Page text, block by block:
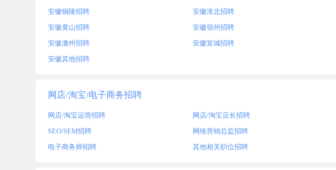
安徽铜陵招聘 安徽淮北招聘
安徽黄山招聘 安徽宿州招聘
安徽滁州招聘 安徽宣城招聘
安徽其他招聘
网店/淘宝/电子商务招聘
网店/淘宝运营招聘 网店/淘宝店长招聘
SEO/SEM招聘 网络营销总监招聘
电子商务师招聘 其他相关职位招聘